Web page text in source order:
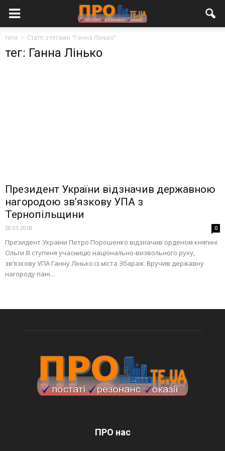
теги Статті з тегами "Ганна Лінько"
тег: Ганна Лінько
Президент України відзначив державною
нагородою зв’язкову УПА з
Тернопільщини
28.03.2018 0
Президент України Петро Порошенко відзначив орденом княгині
Ольги ІІІ ступеня учасницю національно-визвольного руху,
зв’язкову УПА Ганну Лінько із міста Збараж. Вручив державну
нагороду пані...
ПРО нас